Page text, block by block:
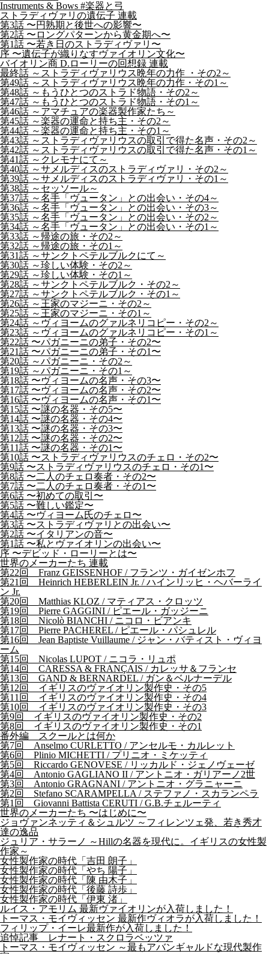
Instruments & Bows #楽器と弓
ストラディヴァリの遺伝子 連載
第3話 〜円熟期と後世への影響〜
第2話 〜ロングパターンから黄金期へ〜
第1話 〜若き日のストラディヴァリ〜
序 〜遺伝子が織りなすヴァイオリン文化〜
バイオリン商 D.ローリーの回想録 連載
最終話 ～ストラディヴァリウス晩年の力作 ・その2～
第49話 ～ストラディヴァリウス晩年の力作・その1～
第48話 ～もうひとつのストラド物語・その2～
第47話 ～もうひとつのストラド物語・その1～
第46話 ～アマチュアの楽器製作家たち～
第45話 ～楽器の運命と持ち主・その2～
第44話 ～楽器の運命と持ち主・その1～
第43話 ～ストラディヴァリウスの取引で得た名声・その2～
第42話 ～ストラディヴァリウスの取引で得た名声・その1～
第41話 ～クレモナにて～
第40話 ～サメルディスのストラディヴァリ・その2～
第39話 ～サメルディスのストラディヴァリ・その1～
第38話 ～セッソール～
第37話 ～名手「ヴュータン」との出会い・その4～
第36話 ～名手「ヴュータン」との出会い・その3～
第35話 ～名手「ヴュータン」との出会い・その2～
第34話 ～名手「ヴュータン」との出会い・その1～
第33話 ～帰途の旅・その2～
第32話 ～帰途の旅・その1～
第31話 ～サンクトペテルブルクにて～
第30話 ～珍しい体験・その2～
第29話 ～珍しい体験・その1～
第28話 ～サンクトペテルブルク・その2～
第27話 ～サンクトペテルブルク・その1～
第26話 ～王家のマジーニ・その2～
第25話 ～王家のマジーニ・その1～
第24話 ～ヴィヨームのグァルネリコピー・その2～
第23話 ～ヴィヨームのグァルネリコピー・その1～
第22話 〜パガニーニの弟子・その2〜
第21話 〜パガニーニの弟子・その1〜
第20話 ～パガニーニ・その2～
第19話 ～パガニーニ・その1～
第18話 〜ヴィヨームの名声・その3〜
第17話 〜ヴィヨームの名声・その2〜
第16話 〜ヴィヨームの名声・その1〜
第15話 〜謎の名器・その5〜
第14話 〜謎の名器・その4〜
第13話 〜謎の名器・その3〜
第12話 〜謎の名器・その2〜
第11話 〜謎の名器・その1〜
第10話 〜ストラディヴァリウスのチェロ・その2〜
第9話 〜ストラディヴァリウスのチェロ・その1〜
第8話 〜二人のチェロ奏者・その2〜
第7話 〜二人のチェロ奏者・その1〜
第6話 〜初めての取引〜
第5話 〜難しい鑑定〜
第4話 〜ヴィヨーム氏のチェロ〜
第3話 〜ストラディヴァリとの出会い〜
第2話 〜イタリアンの音〜
第1話 〜私とヴァイオリンの出会い〜
序 〜デビッド・ローリーとは〜
世界のメーカーたち 連載
第22回 Franz GEISSENHOF / フランツ・ガイゼンホフ
第21回 Heinrich HEBERLEIN Jr. / ハインリッヒ・ヘバーライ
ン Jr.
第20回 Matthias KLOZ / マティアス・クロッツ
第19回 Pierre GAGGINI / ピエール・ガッジーニ
第18回 Nicolò BIANCHI / ニコロ・ビアンキ
第17回 Pierre PACHEREL / ピエール・パシュレル
第16回 Jean Baptiste Vuillaume / ジャン・バティスト・ヴィヨ
ーム
第15回 Nicolas LUPOT / ニコラ・リュポ
第14回 CARESSA & FRANÇAIS / カレッサ＆フランセ
第13回 GAND & BERNARDEL / ガン＆ベルナーデル
第12回 イギリスのヴァイオリン製作史・その5
第11回 イギリスのヴァイオリン製作史・その4
第10回 イギリスのヴァイオリン製作史・その3
第9回 イギリスのヴァイオリン製作史・その2
第8回 イギリスのヴァイオリン製作史・その1
番外編 スクールとは何か
第7回 Anselmo CURLETTO / アンセルモ・カルレット
第6回 Plinio MICHETTI / プリニオ・ミケッティ
第5回 Riccardo GENOVESE / リッカルド・ジェノヴェーゼ
第4回 Antonio GAGLIANO II / アントニオ・ガリアーノ2世
第3回 Antonio GRAGNANI / アントニオ・グラニャーニ
第2回 Stefano SCARAMPELLA / ステファノ・スカランペラ
第1回 Giovanni Battista CERUTI / G.B.チェルーティ
世界のメーカーたち 〜はじめに〜
ジョヴァンネッティ＆シュルツ ～フィレンツェ発、若き秀才
達の逸品
ジュリア・サラーノ ～Hillの名器を現代に。イギリスの女性製
作家～
女性製作家の時代「吉田 朗子」
女性製作家の時代「やち 陽子」
女性製作家の時代「陳 由木子」
女性製作家の時代「後藤 詩歩」
女性製作家の時代「伊東 渚」
ルイス・アモリム 最新ヴァイオリンが入荷しました！
トーマス・モイヴィッセン 最新作ヴィオラが入荷しました！
フィリップ・イーレ最新作が入荷しました！
追悼記事 レナート・スクロラベッツァ
トーマス・モイヴィッセン ～最もアバンギャルドな現代製作